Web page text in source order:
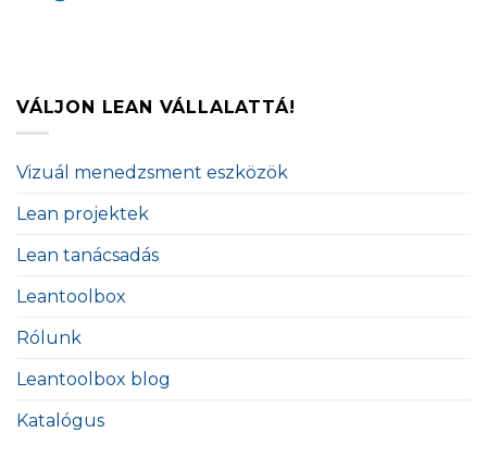
VÁLJON LEAN VÁLLALATTÁ!
Vizuál menedzsment eszközök
Lean projektek
Lean tanácsadás
Leantoolbox
Rólunk
Leantoolbox blog
Katalógus